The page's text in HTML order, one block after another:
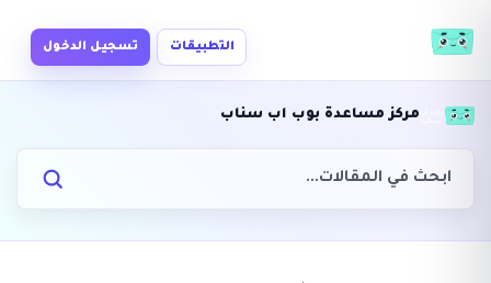
التطبيقات تسجيل الدخول
مركز مساعدة بوب اب سناب